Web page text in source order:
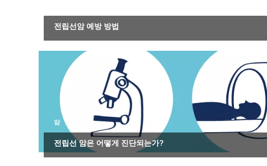
전립선암 예방 방법
암
전립선 암은 어떻게 진단되는가?